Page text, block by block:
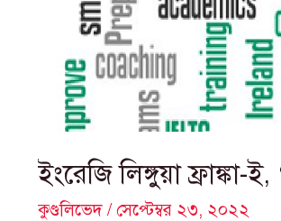
ইংরেজি লিঙ্গুয়া ফ্রাঙ্কা-ই,
কুণ্ডলিভেদ /সেপ্টেম্বর ২৩, ২০২২